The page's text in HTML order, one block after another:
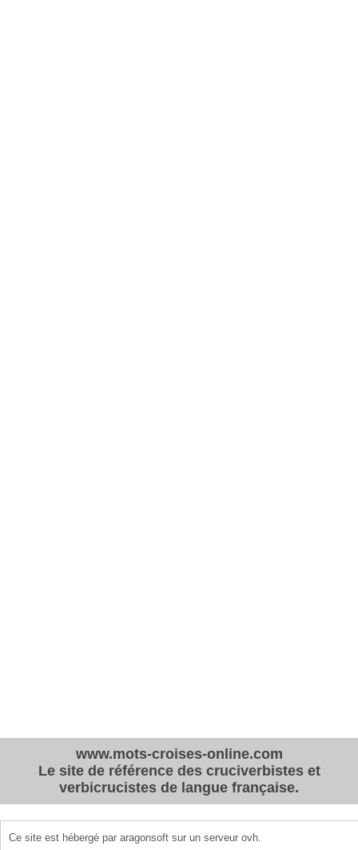
www.mots-croises-online.com
Le site de référence des cruciverbistes et
verbicrucistes de langue française.